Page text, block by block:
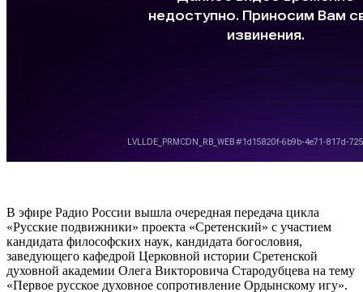
В эфире Радио России вышла очередная передача цикла
«Русские подвижники» проекта «Сретенский» с участием
кандидата философских наук, кандидата богословия,
заведующего кафедрой Церковной истории Сретенской
духовной академии Олега Викторовича Стародубцева на тему
«Первое русское духовное сопротивление Ордынскому игу».